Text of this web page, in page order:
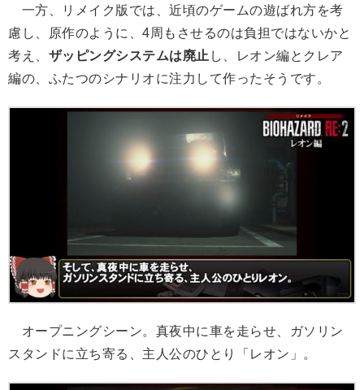
一方、リメイク版では、近頃のゲームの遊ばれ方を考
慮し、原作のように、4周もさせるのは負担ではないかと
考え、 ザッピングシステムは廃止 し、レオン編とクレア
編の、ふたつのシナリオに注力して作ったそうです。
オープニングシーン。真夜中に車を走らせ、ガソリン
スタンドに立ち寄る、主人公のひとり「レオン」。